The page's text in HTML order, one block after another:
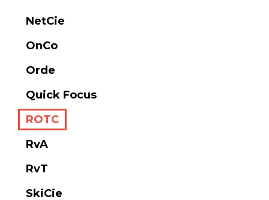
NetCie
OnCo
Orde
Quick Focus
ROTC
RvA
RvT
SkiCie